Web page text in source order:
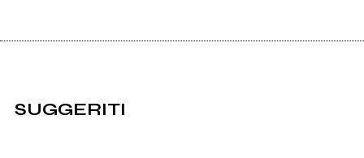
SUGGERITI